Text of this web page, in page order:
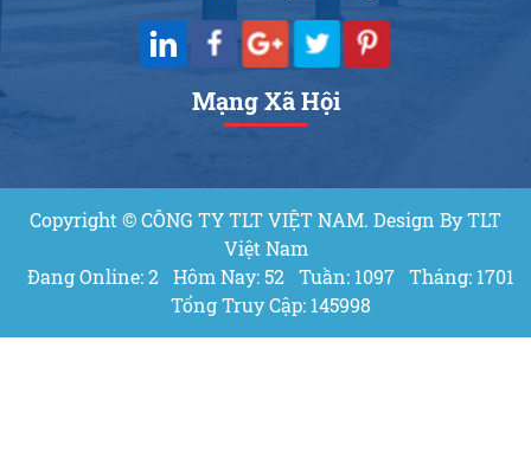
Mạng Xã Hội
Copyright © CÔNG TY TLT VIỆT NAM. Design By TLT
Việt Nam
Đang Online: 2 Hôm Nay: 52 Tuần: 1097 Tháng: 1701
Tổng Truy Cập: 145998